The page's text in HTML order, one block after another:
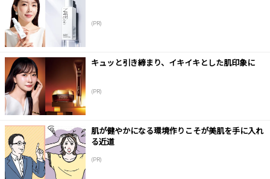
(PR)
キュッと引き締まり、イキイキとした肌印象に
(PR)
肌が健やかになる環境作りこそが美肌を手に入れ
る近道
(PR)